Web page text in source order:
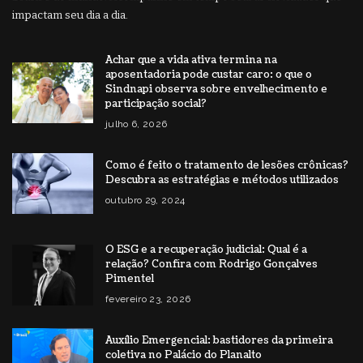
impactam seu dia a dia.
Achar que a vida ativa termina na
aposentadoria pode custar caro: o que o
Sindnapi observa sobre envelhecimento e
participação social?
julho 6, 2026
Como é feito o tratamento de lesões crônicas?
Descubra as estratégias e métodos utilizados
outubro 29, 2024
O ESG e a recuperação judicial: Qual é a
relação? Confira com Rodrigo Gonçalves
Pimentel
fevereiro 23, 2026
Auxílio Emergencial: bastidores da primeira
coletiva no Palácio do Planalto